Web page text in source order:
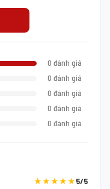
0 đánh giá
0 đánh giá
0 đánh giá
0 đánh giá
0 đánh giá
★★★★★5/5